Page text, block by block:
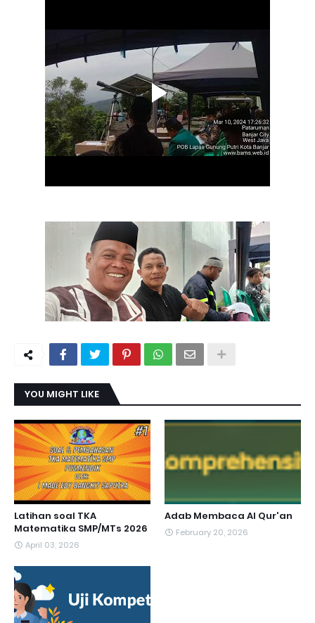
YOU MIGHT LIKE
Latihan soal TKA
Matematika SMP/MTs 2026
April 03, 2026
Adab Membaca Al Qur'an
February 20, 2026